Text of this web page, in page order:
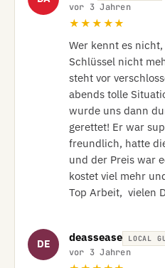
vor 3 Jahren
★★★★★
Wer kennt es
Schlüssel nicht
steht vor
abends tolle
wurde uns dann
gerettet! Er war
freundlich, hatte
und der Preis war
kostet viel mehr
Top Arbeit,  vielen
DE
deassease LOCAL
vor 3 Jahren